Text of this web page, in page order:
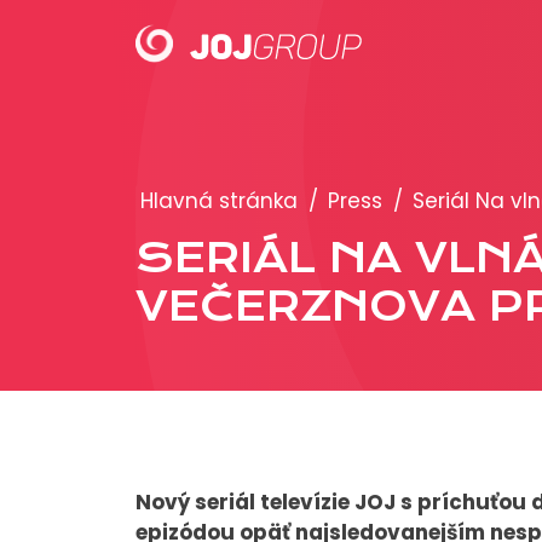
Produkty
Hlavná stránka / Press / Seriál Na
SERIÁL NA
VEČERZNOVA
Nový seriál televízie JOJ s príchuťou
epizódou opäť najsledovanejším